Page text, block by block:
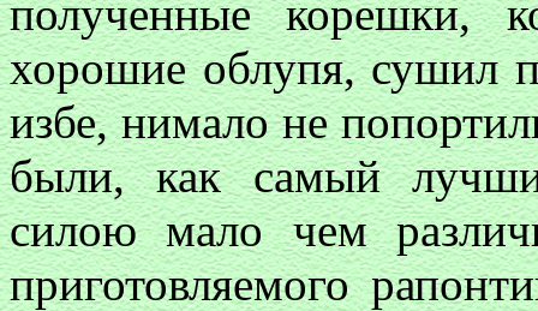
полученные корешки,
хорошие облупя, сушил
избе, нимало не
были, как самый
силою мало чем
приготовляемого